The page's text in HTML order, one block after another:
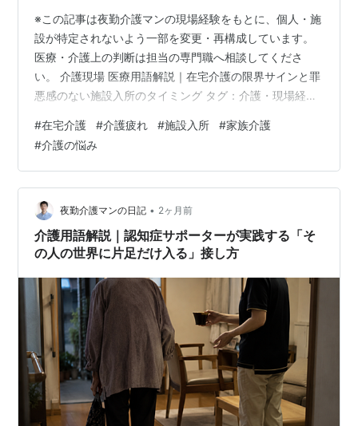
※この記事は夜勤介護マンの現場経験をもとに、個人・施
設が特定されないよう一部を変更・再構成しています。
医療・介護上の判断は担当の専門職へ相談してくださ
い。 介護現場 医療用語解説｜在宅介護の限界サインと罪
悪感のない施設入所のタイミング タグ：介護・現場経験
く、その前後の準備と観察がケアの質を左右する。この
記事では「医療用語解説｜在宅介護の限界サインと罪悪
感のない施設入所のタイミング」というテーマを、夜勤
介護マンが現場で見てきたことをもとに整理する。個人
や施設が特定されないよう、場面や時系列の一部は変更
している。 最初に確認したいこと 介護では…
#在宅介護 #介護疲れ #施設入所 #家族介護
#介護の悩み
夜勤介護マンの日記 • 2ヶ月前
介護用語解説｜認知症サポーターが実践する「そ
の人の世界に片足だけ入る」接し方